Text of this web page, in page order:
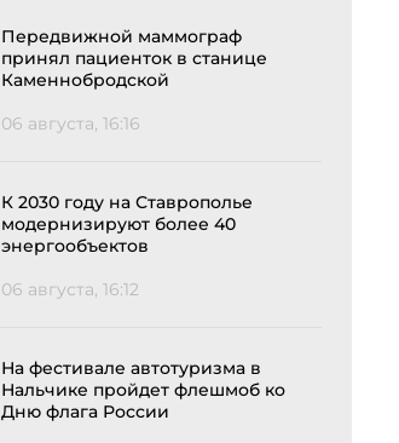
Передвижной маммограф
принял пациенток в станице
Каменнобродской
06 августа, 16:16
К 2030 году на Ставрополье
модернизируют более 40
энергообъектов
06 августа, 16:12
На фестивале автотуризма в
Нальчике пройдет флешмоб ко
Дню флага России